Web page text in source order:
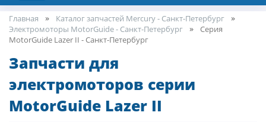
Главная
Каталог запчастей Mercury - Санкт-Петербург
Электромоторы MotorGuide - Санкт-Петербург
Серия
MotorGuide Lazer II - Санкт-Петербург
Запчасти для
электромоторов серии
MotorGuide Lazer II